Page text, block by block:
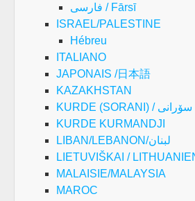
فارسی / Fārsī
ISRAEL/PALESTINE
Hébreu
ITALIANO
JAPONAIS /日本語
KAZAKHSTAN
KURDE (SORANI) / سۆرانی
KURDE KURMANDJI
LIBAN/LEBANON/لبنان
LIETUVIŠKAI /
MALAISIE/MALAYSIA
MAROC